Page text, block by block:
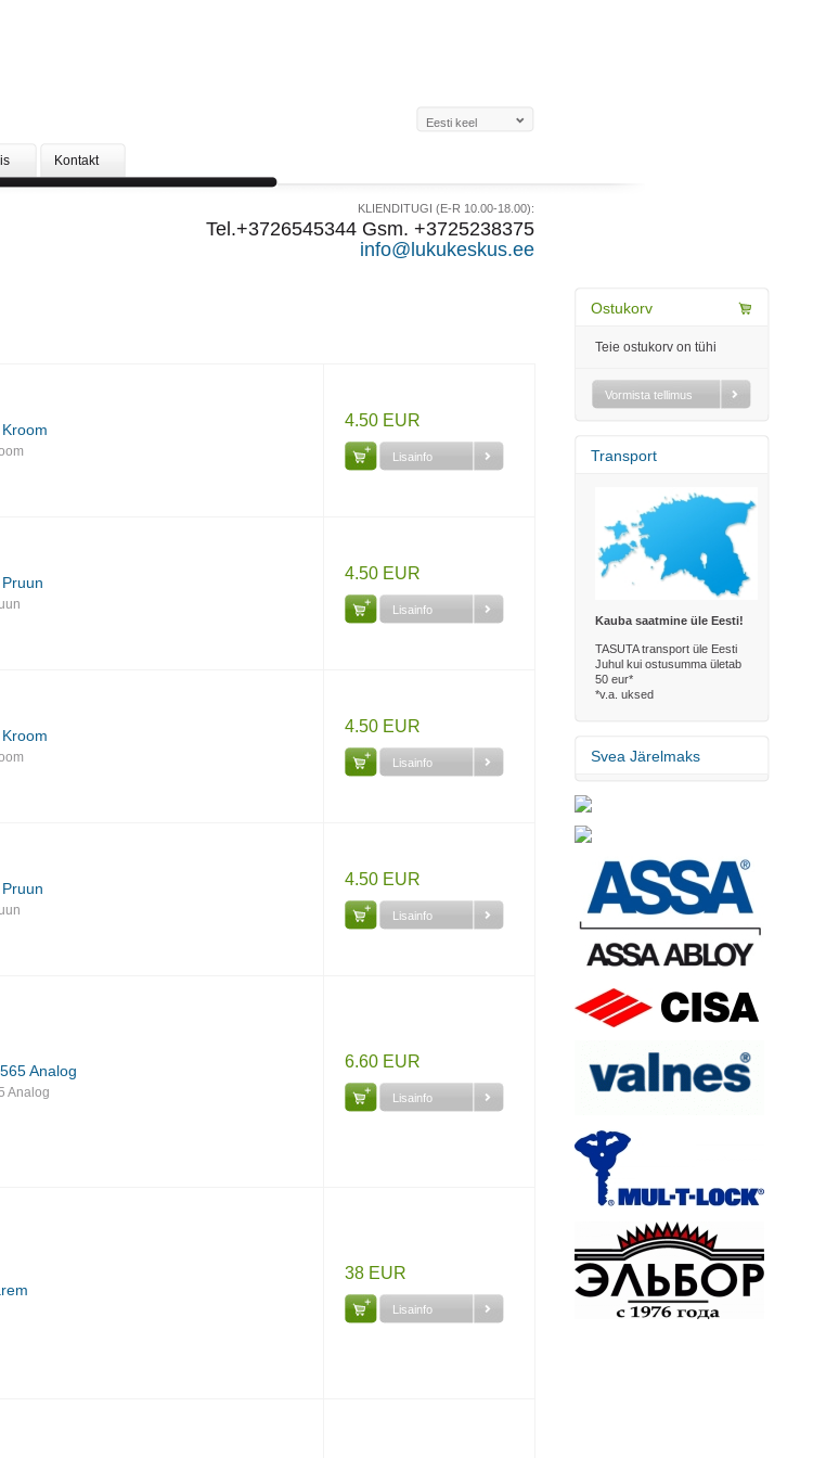
Kontakt
KLIENDITUGI (E-R 10.00-18.00):
Tel.+3726545344 Gsm. +3725238375
info@lukukeskus.ee
4.50 EUR
Lisainfo
4.50 EUR
Lisainfo
4.50 EUR
Lisainfo
4.50 EUR
Lisainfo
Analog
Analog
6.60 EUR
Lisainfo
38 EUR
Lisainfo
Ostukorv
Teie ostukorv on tühi
Vormista tellimus
Transport
Kauba saatmine üle Eesti!
TASUTA transport üle Eesti
Juhul kui ostusumma ületab
50 eur*
*v.a. uksed
Svea Järelmaks